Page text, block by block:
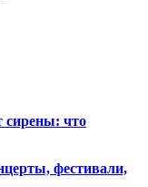
сирены: что
фестивали,